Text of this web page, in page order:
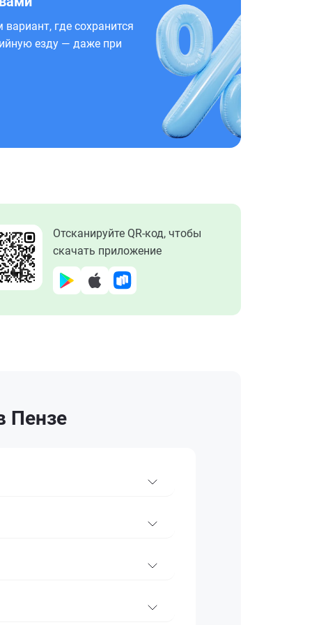
где сохранится
езду — даже при
Отсканируйте QR-код, чтобы
скачать приложение
Пензе